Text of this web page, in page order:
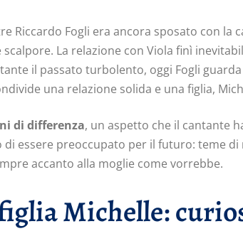
Riccardo Fogli era ancora sposato con la
scalpore. La relazione con Viola finì
il passato turbolento, oggi Fogli guarda
una relazione solida e una figlia,
di differenza, un aspetto che il cantante
di essere preoccupato per il futuro: teme
accanto alla moglie come vorrebbe.
Michelle: